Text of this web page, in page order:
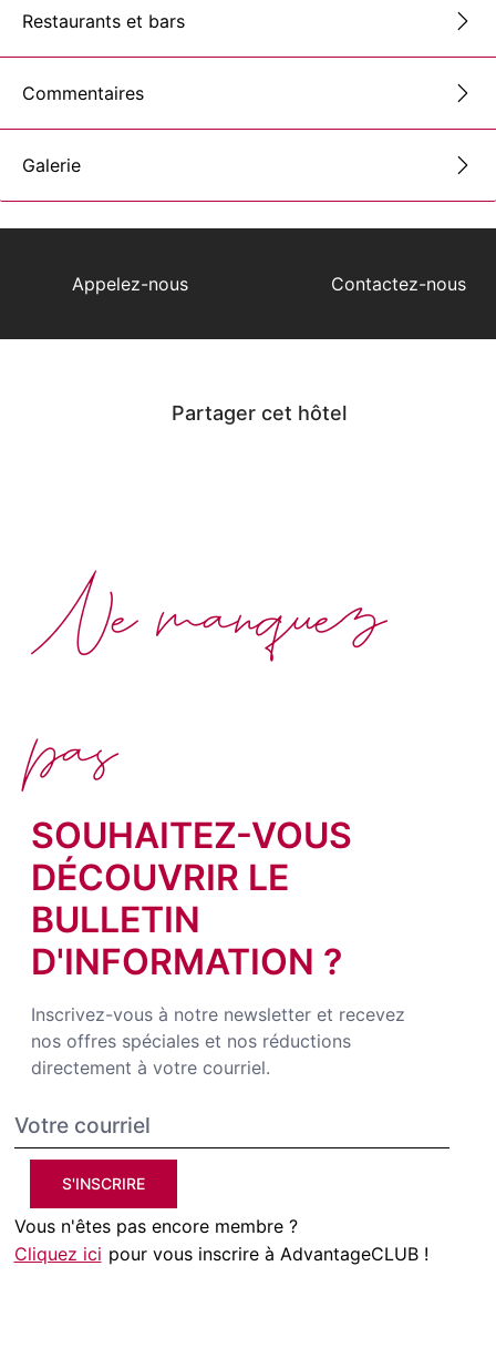
Restaurants et bars
Commentaires
Galerie
Appelez-nous Contactez-nous
Partager cet hôtel
SOUHAITEZ-VOUS
DÉCOUVRIR LE
BULLETIN
D'INFORMATION ?
Inscrivez-vous à notre newsletter et recevez
nos offres spéciales et nos réductions
directement à votre courriel.
S'INSCRIRE
Vous n'êtes pas encore membre ?
Cliquez ici pour vous inscrire à AdvantageCLUB !
Ne manquez
pas